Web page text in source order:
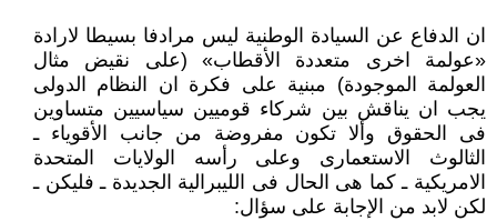
ان الدفاع عن السيادة الوطنية ليس مرادفا بسيطا لارادة
«عولمة اخرى متعددة الأقطاب» (على نقيض مثال
العولمة الموجودة) مبنية على فكرة ان النظام الدولى
يجب ان يناقش بين شركاء قوميين سياسيين متساوين
فى الحقوق وألا تكون مفروضة من جانب الأقوياء ـ
الثالوث الاستعمارى وعلى رأسه الولايات المتحدة
الامريكية ـ كما هى الحال فى الليبرالية الجديدة ـ فليكن ـ
لكن لابد من الإجابة على سؤال: